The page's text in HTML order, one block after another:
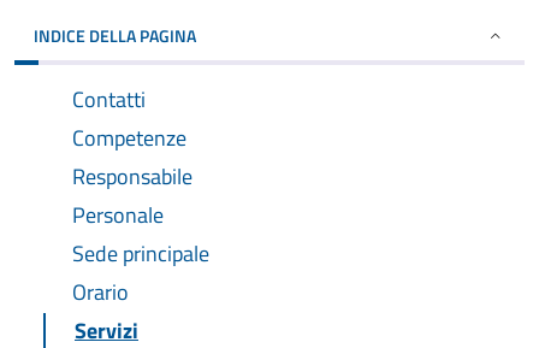
INDICE DELLA PAGINA
Contatti
Competenze
Responsabile
Personale
Sede principale
Orario
Servizi